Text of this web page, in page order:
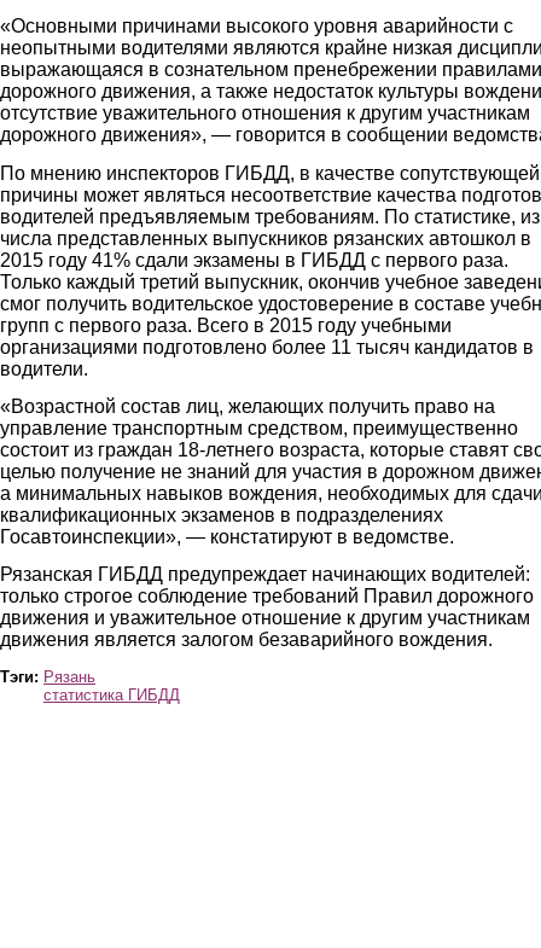
«Основными причинами высокого уровня аварийности с
неопытными водителями являются крайне низкая
выражающаяся в сознательном пренебрежении правилами
дорожного движения, а также недостаток культуры
отсутствие уважительного отношения к другим участникам
дорожного движения», — говорится в сообщении
По мнению инспекторов ГИБДД, в качестве сопутствующей
причины может являться несоответствие качества
водителей предъявляемым требованиям. По статистике, из
числа представленных выпускников рязанских автошкол в
2015 году 41% сдали экзамены в ГИБДД с первого раза.
Только каждый третий выпускник, окончив учебное
смог получить водительское удостоверение в составе
групп с первого раза. Всего в 2015 году учебными
организациями подготовлено более 11 тысяч кандидатов в
водители.
«Возрастной состав лиц, желающих получить право на
управление транспортным средством, преимущественно
состоит из граждан 18-летнего возраста, которые ставят
целью получение не знаний для участия в дорожном
а минимальных навыков вождения, необходимых для
квалификационных экзаменов в подразделениях
Госавтоинспекции», — констатируют в ведомстве.
Рязанская ГИБДД предупреждает начинающих водителей:
только строгое соблюдение требований Правил дорожного
движения и уважительное отношение к другим участникам
движения является залогом безаварийного вождения.
Тэги: Рязань
статистика ГИБДД